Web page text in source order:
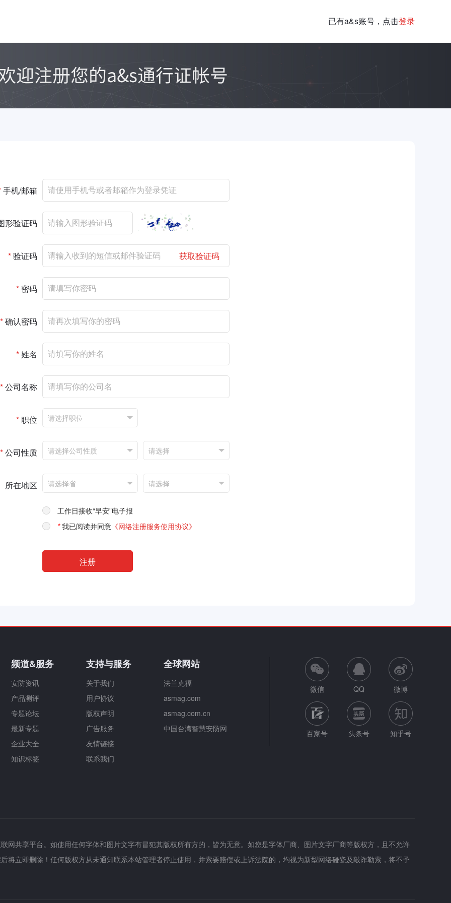
已有a&s账号，点击登录
手机/邮箱
形验证码
*验证码 获取验证码
* 密码
*确认密码
*姓名
*公司名称
*职位
*公司性质
所在地区
工作日接收“早安”电子报
*我已阅读并同意 《网络注册服务使用协议》
频道&服务
安防资讯
产品测评
专题论坛
最新专题
企业大全
知识标签
支持与服务
关于我们
用户协议
版权声明
广告服务
友情链接
联系我们
全球网站
法兰克福
asmag.com
asmag.com.cn
中国台湾智慧安防网
微信 QQ 微博
百家号 头条号 知乎号
网共享平台。如使用任何字体和图片文字有冒犯其版权所有方的，皆为无意。如您是字体厂商、图片文字厂商等版权方，且不允许
将立即删除！任何版权方从未通知联系本站管理者停止使用，并索要赔偿或上诉法院的，均视为新型网络碰瓷及敲诈勒索，将不予